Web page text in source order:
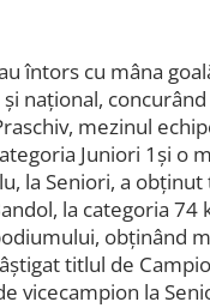
întors cu mâna
naţional,
mezinul
Juniori 1şi o
la Seniori, a
la categoria 74
obţinând
titlul de
vicecampion la